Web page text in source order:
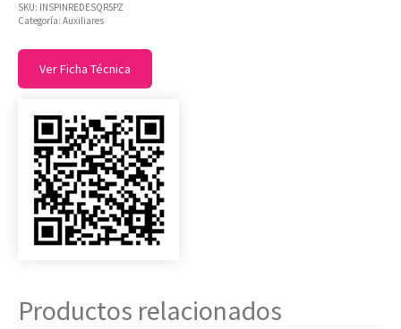
SKU: INSPINREDESQR5PZ
Categoría: Auxiliares
Ver Ficha Técnica
Productos relacionados